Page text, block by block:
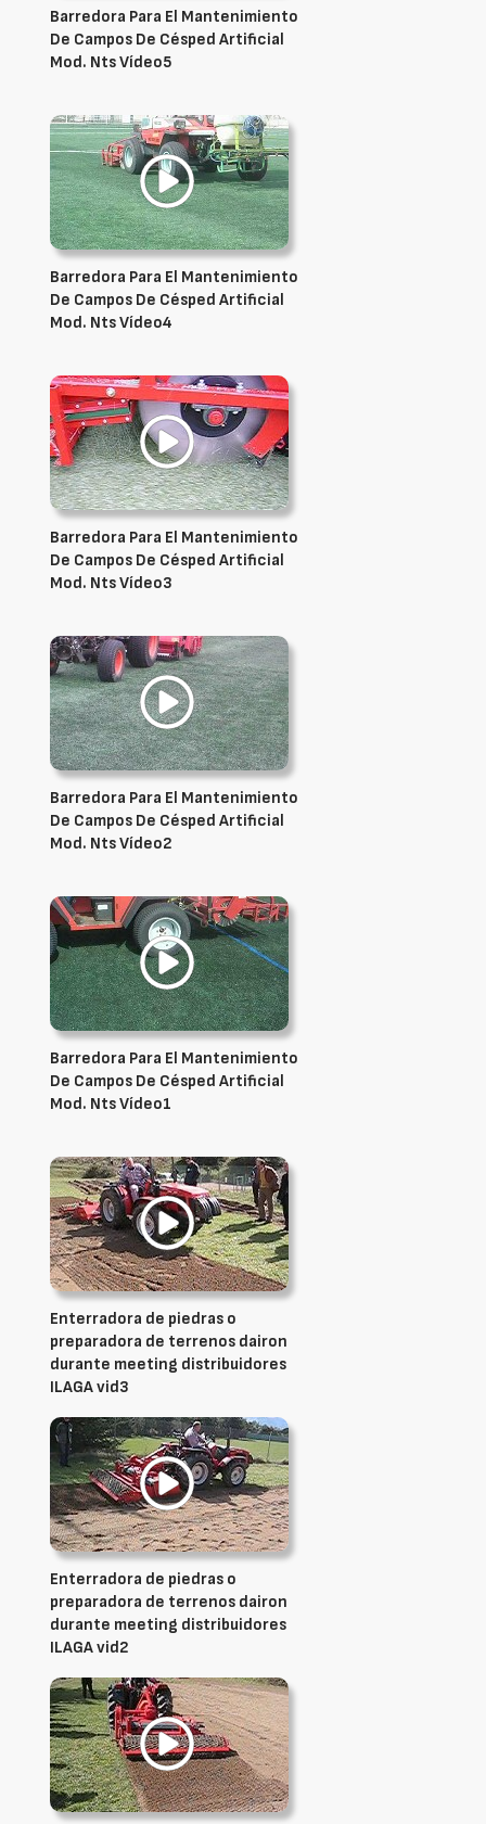
Barredora Para El Mantenimiento
De Campos De Césped Artificial
Mod. Nts Vídeo5
Barredora Para El Mantenimiento
De Campos De Césped Artificial
Mod. Nts Vídeo4
Barredora Para El Mantenimiento
De Campos De Césped Artificial
Mod. Nts Vídeo3
Barredora Para El Mantenimiento
De Campos De Césped Artificial
Mod. Nts Vídeo2
Barredora Para El Mantenimiento
De Campos De Césped Artificial
Mod. Nts Vídeo1
Enterradora de piedras o
preparadora de terrenos dairon
durante meeting distribuidores
ILAGA vid3
Enterradora de piedras o
preparadora de terrenos dairon
durante meeting distribuidores
ILAGA vid2